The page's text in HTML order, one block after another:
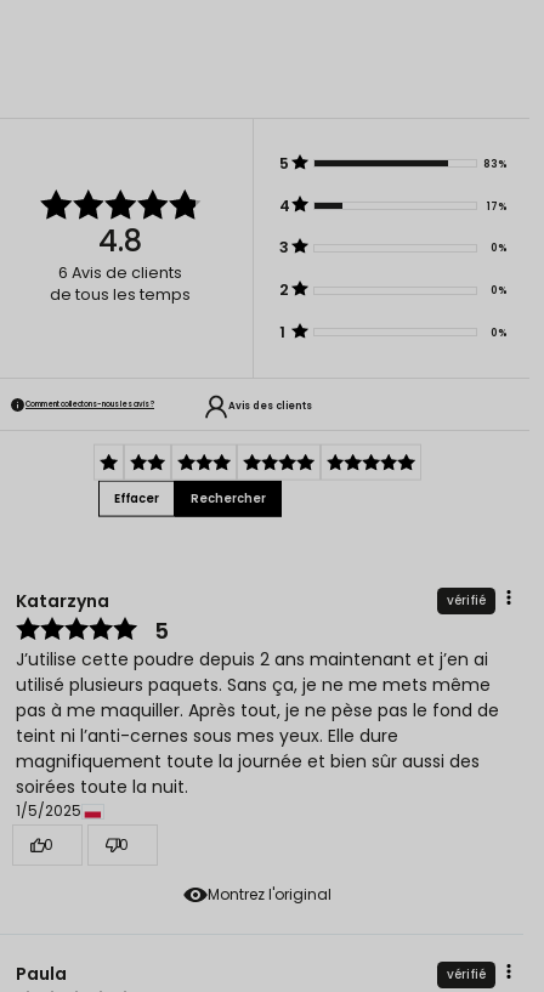
4.8
6 Avis de clients
de tous les temps
5 83%
4 17%
3 0%
2 0%
1 0%
Comment collectons-nous les avis ? Avis des clients
Effacer Rechercher
Montrez l'original
Katarzyna vérifié
5
J’utilise cette poudre depuis 2 ans maintenant et j’en ai
utilisé plusieurs paquets. Sans ça, je ne me mets même
pas à me maquiller. Après tout, je ne pèse pas le fond de
teint ni l’anti-cernes sous mes yeux. Elle dure
magnifiquement toute la journée et bien sûr aussi des
soirées toute la nuit.
1/5/2025
0
0
Paula vérifié